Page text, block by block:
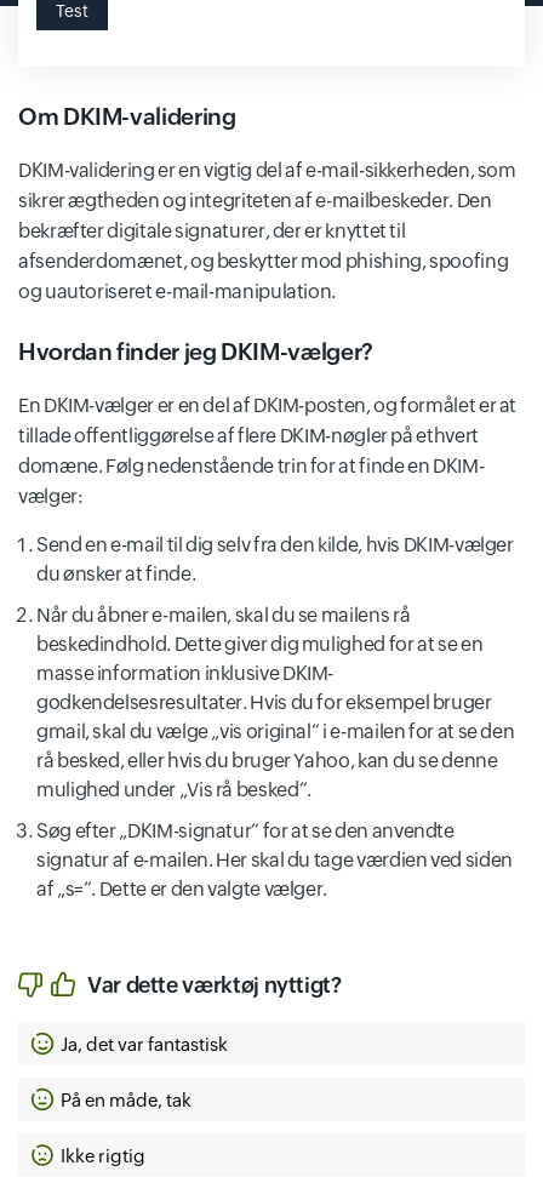
Test
Om DKIM-validering
DKIM-validering er en vigtig del af e-mail-sikkerheden, som
sikrer ægtheden og integriteten af e-mailbeskeder. Den
bekræfter digitale signaturer, der er knyttet til
afsenderdomænet, og beskytter mod phishing, spoofing
og uautoriseret e-mail-manipulation.
Hvordan finder jeg DKIM-vælger?
En DKIM-vælger er en del af DKIM-posten, og formålet er at
tillade offentliggørelse af flere DKIM-nøgler på ethvert
domæne. Følg nedenstående trin for at finde en DKIM-
vælger:
Send en e-mail til dig selv fra den kilde, hvis DKIM-vælger
du ønsker at finde.
Når du åbner e-mailen, skal du se mailens rå
beskedindhold. Dette giver dig mulighed for at se en
masse information inklusive DKIM-
godkendelsesresultater. Hvis du for eksempel bruger
gmail, skal du vælge „vis original“ i e-mailen for at se den
rå besked, eller hvis du bruger Yahoo, kan du se denne
mulighed under „Vis rå besked“.
Søg efter „DKIM-signatur“ for at se den anvendte
signatur af e-mailen. Her skal du tage værdien ved siden
af „s=“. Dette er den valgte vælger.
Var dette værktøj nyttigt?
Ja, det var fantastisk
På en måde, tak
Ikke rigtig